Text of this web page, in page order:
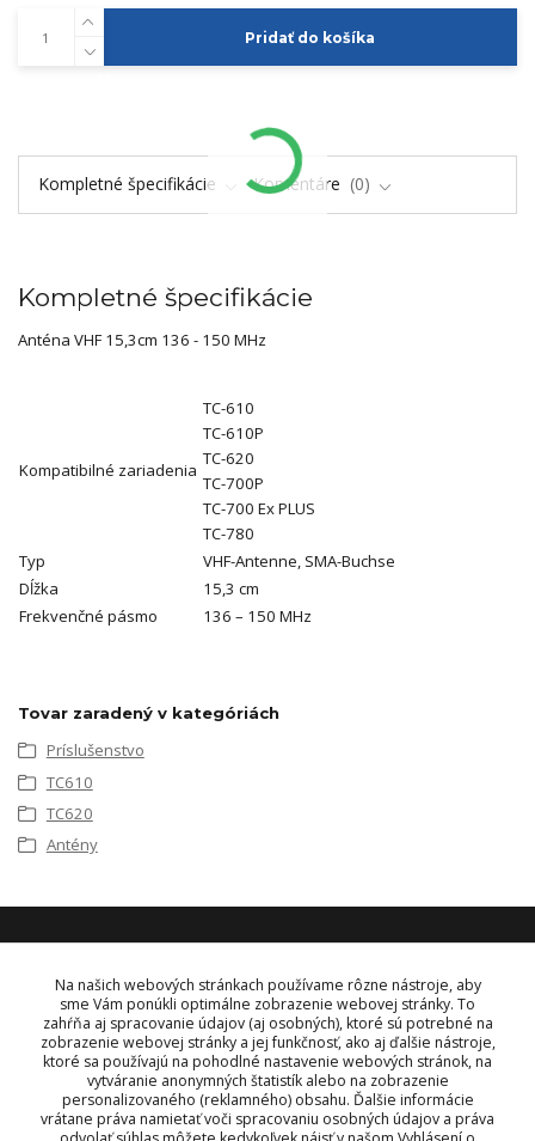
Pridať do košíka
Kompletné špecifikácie Komentáre 0
Kompletné špecifikácie
Anténa VHF 15,3cm 136 - 150 MHz
Kompatibilné zariadenia
TC-610
TC-610P
TC-620
TC-700P
TC-700 Ex PLUS
TC-780
Typ
VHF-Antenne, SMA-Buchse
Dĺžka
15,3 cm
Frekvenčné pásmo
136 – 150 MHz
Tovar zaradený v kategóriách
Príslušenstvo
TC610
TC620
Antény
KONTAKT
OBJEDNÁVKY A INFORMÁCIE
+421 948 229 224
info@vysielacky.com
Na našich webových stránkach používame rôzne nástroje, aby
sme Vám ponúkli optimálne zobrazenie webovej stránky. To
zahŕňa aj spracovanie údajov (aj osobných), ktoré sú potrebné na
zobrazenie webovej stránky a jej funkčnosť, ako aj ďalšie nástroje,
ktoré sa používajú na pohodlné nastavenie webových stránok, na
vytváranie anonymných štatistík alebo na zobrazenie
personalizovaného (reklamného) obsahu. Ďalšie informácie
vrátane práva namietať voči spracovaniu osobných údajov a práva